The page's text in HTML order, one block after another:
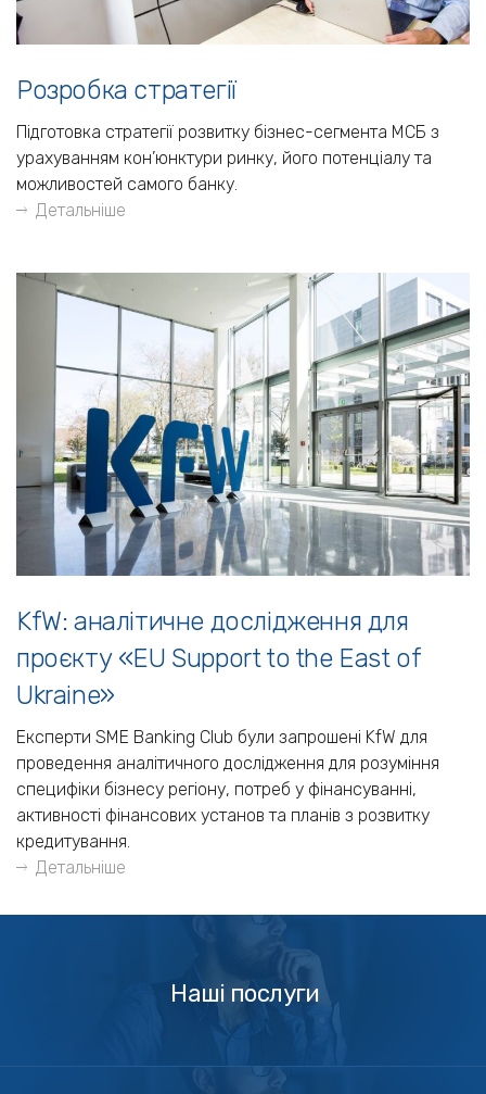
Розробка стратегії
Підготовка стратегії розвитку бізнес-сегмента МСБ з
урахуванням кон’юнктури ринку, його потенціалу та
можливостей самого банку.
Детальніше
KfW: аналітичне дослідження для
проєкту «EU Support to the East of
Ukraine»
Експерти SME Banking Club були запрошені KfW для
проведення аналітичного дослідження для розуміння
специфіки бізнесу регіону, потреб у фінансуванні,
активності фінансових установ та планів з розвитку
кредитування.
Детальніше
Наші
послуги
Наші послуги
Наші